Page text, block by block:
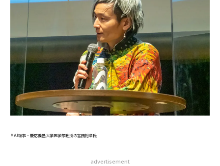
MVJ理事・慶応義塾大学医学部教授の宮田裕章氏
advertisement